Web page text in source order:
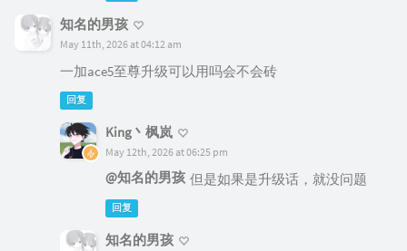
知名的男孩
May 11th, 2026 at 04:12 am
一加ace5至尊升级可以用吗会不会砖
回复
King丶枫岚
May 12th, 2026 at 06:25 pm
@知名的男孩 但是如果是升级话，就没问题
回复
知名的男孩